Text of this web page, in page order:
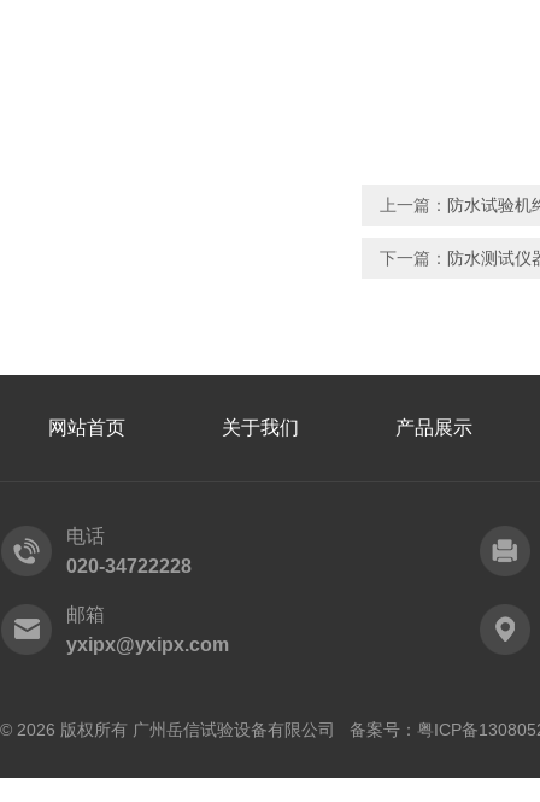
上一篇： 防水试验机
下一篇： 防水测试仪
网站首页 关于我们 产品展示
电话
020-34722228
邮箱
yxipx@yxipx.com
© 2026 版权所有 广州岳信试验设备有限公司 备案号： 粤ICP备